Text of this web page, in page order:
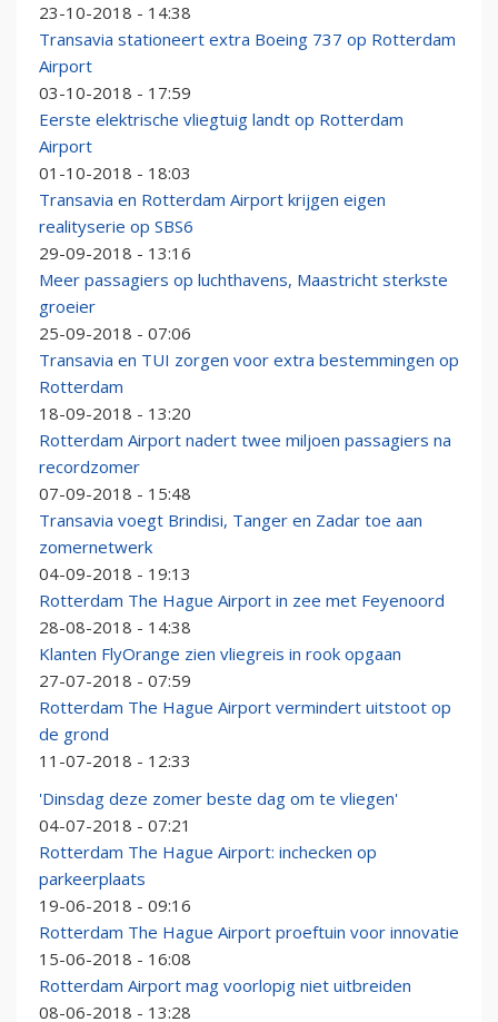
23-10-2018 - 14:38
Transavia stationeert extra Boeing 737 op Rotterdam
Airport
03-10-2018 - 17:59
Eerste elektrische vliegtuig landt op Rotterdam
Airport
01-10-2018 - 18:03
Transavia en Rotterdam Airport krijgen eigen
realityserie op SBS6
29-09-2018 - 13:16
Meer passagiers op luchthavens, Maastricht sterkste
groeier
25-09-2018 - 07:06
Transavia en TUI zorgen voor extra bestemmingen op
Rotterdam
18-09-2018 - 13:20
Rotterdam Airport nadert twee miljoen passagiers na
recordzomer
07-09-2018 - 15:48
Transavia voegt Brindisi, Tanger en Zadar toe aan
zomernetwerk
04-09-2018 - 19:13
Rotterdam The Hague Airport in zee met Feyenoord
28-08-2018 - 14:38
Klanten FlyOrange zien vliegreis in rook opgaan
27-07-2018 - 07:59
Rotterdam The Hague Airport vermindert uitstoot op
de grond
11-07-2018 - 12:33
'Dinsdag deze zomer beste dag om te vliegen'
04-07-2018 - 07:21
Rotterdam The Hague Airport: inchecken op
parkeerplaats
19-06-2018 - 09:16
Rotterdam The Hague Airport proeftuin voor innovatie
15-06-2018 - 16:08
Rotterdam Airport mag voorlopig niet uitbreiden
08-06-2018 - 13:28